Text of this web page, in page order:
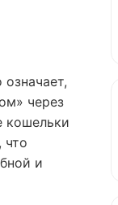
через
кошельки
что
и